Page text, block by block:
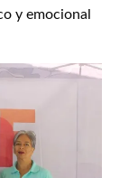
y emocional